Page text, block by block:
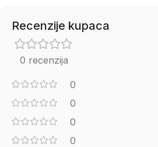
Recenzije kupaca
0 recenzija
0
0
0
0